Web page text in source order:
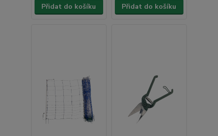
Přidat do košíku Přidat do košíku